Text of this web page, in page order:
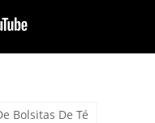
Bolsitas De Té